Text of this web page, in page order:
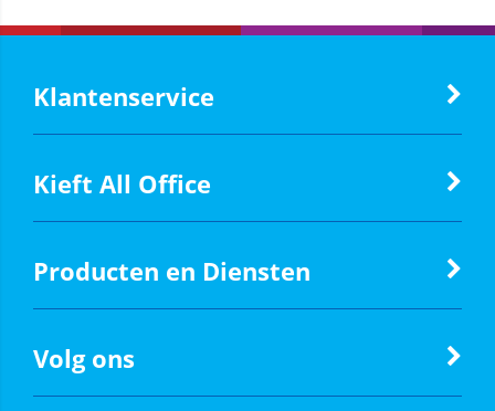
Klantenservice
Kieft All Office
Producten en Diensten
Volg ons